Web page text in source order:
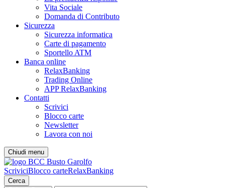
Vita Sociale
Domanda di Contributo
Sicurezza
Sicurezza informatica
Carte di pagamento
Sportello ATM
Banca online
RelaxBanking
Trading Online
APP RelaxBanking
Contatti
Scrivici
Blocco carte
Newsletter
Lavora con noi
Chiudi menu
ScriviciBlocco carteRelaxBanking
Cerca